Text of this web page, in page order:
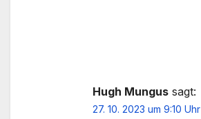
Hugh Mungus sagt:
27. 10. 2023 um 9:10 Uhr